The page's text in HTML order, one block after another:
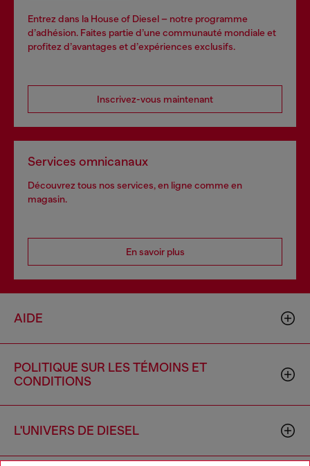
Entrez dans la House of Diesel – notre programme
d’adhésion. Faites partie d’une communauté mondiale et
profitez d’avantages et d’expériences exclusifs.
Inscrivez-vous maintenant
Services omnicanaux
Découvrez tous nos services, en ligne comme en
magasin.
En savoir plus
AIDE
POLITIQUE SUR LES TÉMOINS ET
CONDITIONS
L'UNIVERS DE DIESEL